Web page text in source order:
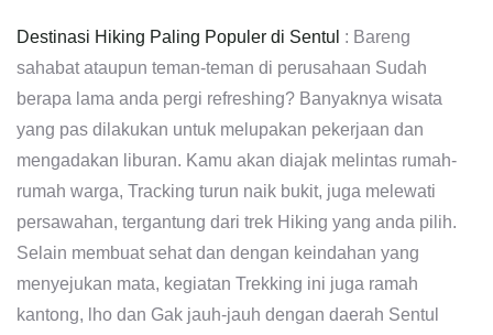
Destinasi Hiking Paling Populer di Sentul : Bareng
sahabat ataupun teman-teman di perusahaan Sudah
berapa lama anda pergi refreshing? Banyaknya wisata
yang pas dilakukan untuk melupakan pekerjaan dan
mengadakan liburan. Kamu akan diajak melintas rumah-
rumah warga, Tracking turun naik bukit, juga melewati
persawahan, tergantung dari trek Hiking yang anda pilih.
Selain membuat sehat dan dengan keindahan yang
menyejukan mata, kegiatan Trekking ini juga ramah
kantong, lho dan Gak jauh-jauh dengan daerah Sentul